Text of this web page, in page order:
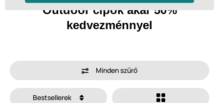
Outdoor cipők akár 50%
kedvezménnyel
Minden szűrő
Bestsellerek